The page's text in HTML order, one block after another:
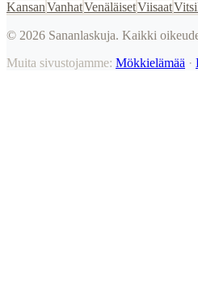
KansanVanhatVenäläisetViisaat
© 2026 Sananlaskuja. Kaikki
Muita sivustojamme: Mökkielämää ·